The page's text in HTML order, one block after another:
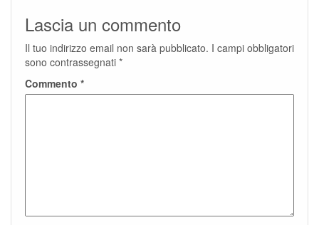
Lascia un commento
Il tuo indirizzo email non sarà pubblicato. I campi obbligatori
sono contrassegnati *
Commento *